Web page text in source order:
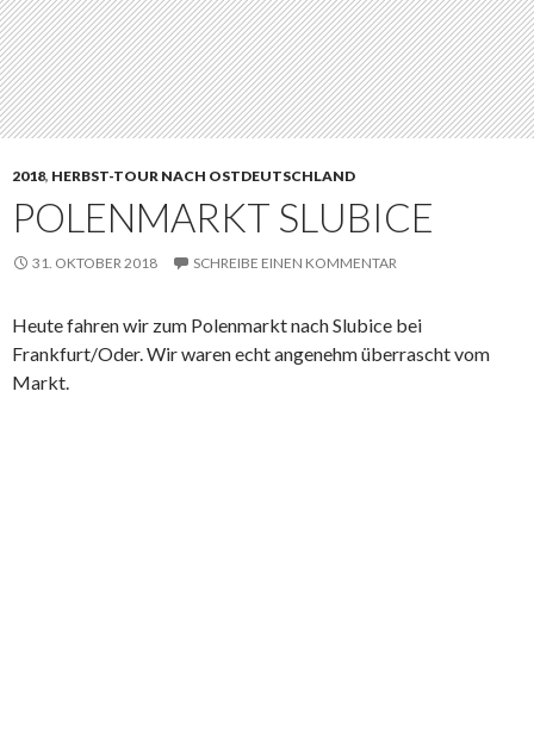
2018, HERBST-TOUR NACH OSTDEUTSCHLAND
POLENMARKT SLUBICE
31. OKTOBER 2018 SCHREIBE EINEN KOMMENTAR
Heute fahren wir zum Polenmarkt nach Slubice bei
Frankfurt/Oder. Wir waren echt angenehm überrascht vom
Markt.